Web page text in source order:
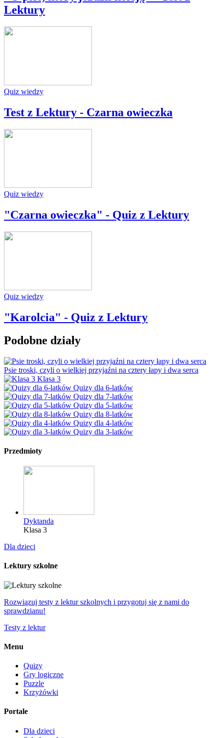
Lektury
Quiz wiedzy
Test z Lektury - Czarna owieczka
Quiz wiedzy
"Czarna owieczka" - Quiz z Lektury
Quiz wiedzy
"Karolcia" - Quiz z Lektury
Podobne działy
Psie troski, czyli o wielkiej przyjaźni na cztery łapy i dwa serca
Klasa 3
Quizy dla 6-latków
Quizy dla 7-latków
Quizy dla 5-latków
Quizy dla 8-latków
Quizy dla 4-latków
Quizy dla 3-latków
Przedmioty
Dyktanda
Klasa 3
Dla dzieci
Lektury szkolne
Rozwiązuj testy z lektur szkolnych i przygotuj się z nami do
sprawdzianu!
Testy z lektur
Menu
Quizy
Gry logiczne
Puzzle
Krzyżówki
Portale
Dla dzieci